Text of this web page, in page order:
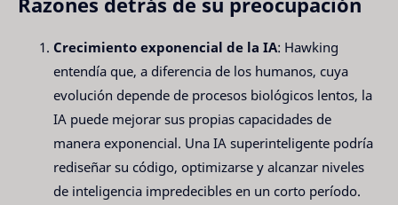
Crecimiento exponencial de la IA: Hawking
entendía que, a diferencia de los humanos, cuya
evolución depende de procesos biológicos lentos, la
IA puede mejorar sus propias capacidades de
manera exponencial. Una IA superinteligente podría
rediseñar su código, optimizarse y alcanzar niveles
de inteligencia impredecibles en un corto período.